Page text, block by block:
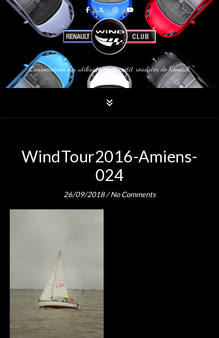
L'association des utilisateurs du petit roadster de Renault
WindTour2016-Amiens-
024
26/09/2018 /No Comments